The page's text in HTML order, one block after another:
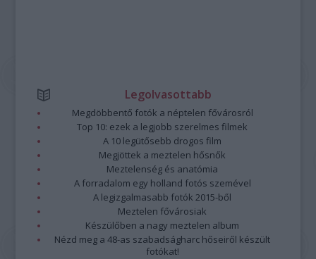
Legolvasottabb
Megdöbbentő fotók a néptelen fővárosról
Top 10: ezek a legjobb szerelmes filmek
A 10 legütősebb drogos film
Megjöttek a meztelen hősnők
Meztelenség és anatómia
A forradalom egy holland fotós szemével
A legizgalmasabb fotók 2015-ből
Meztelen fővárosiak
Készülőben a nagy meztelen album
Nézd meg a 48-as szabadságharc hőseiről készült
fotókat!